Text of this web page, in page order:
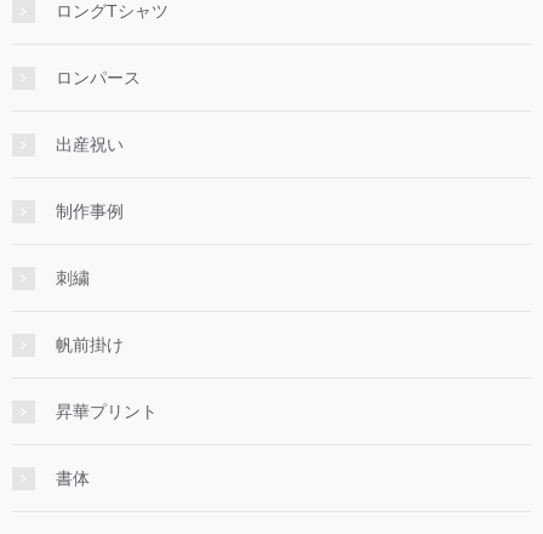
ロングTシャツ
ロンパース
出産祝い
制作事例
刺繍
帆前掛け
昇華プリント
書体